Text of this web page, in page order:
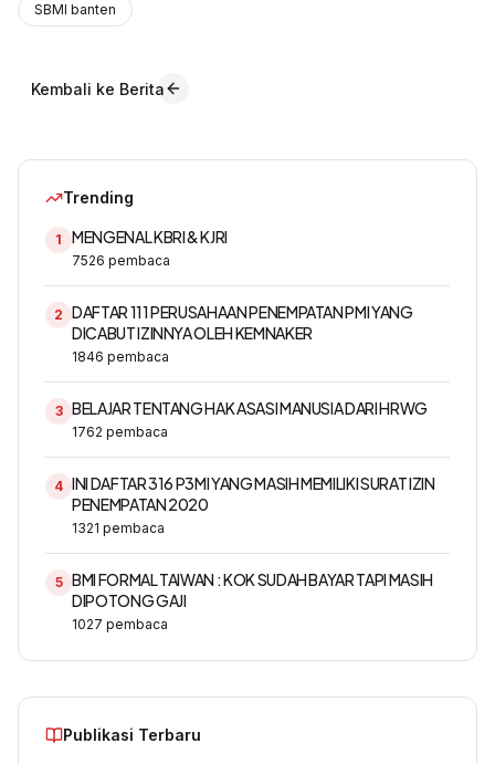
SBMI banten
Kembali ke Berita
Trending
1 MENGENAL KBRI & KJRI
7526 pembaca
2 DAFTAR 111 PERUSAHAAN PENEMPATAN PMI YANG
DICABUT IZINNYA OLEH KEMNAKER
1846 pembaca
3 BELAJAR TENTANG HAK ASASI MANUSIA DARI HRWG
1762 pembaca
4 INI DAFTAR 316 P3MI YANG MASIH MEMILIKI SURAT IZIN
PENEMPATAN 2020
1321 pembaca
5 BMI FORMAL TAIWAN : KOK SUDAH BAYAR TAPI MASIH
DIPOTONG GAJI
1027 pembaca
Publikasi Terbaru